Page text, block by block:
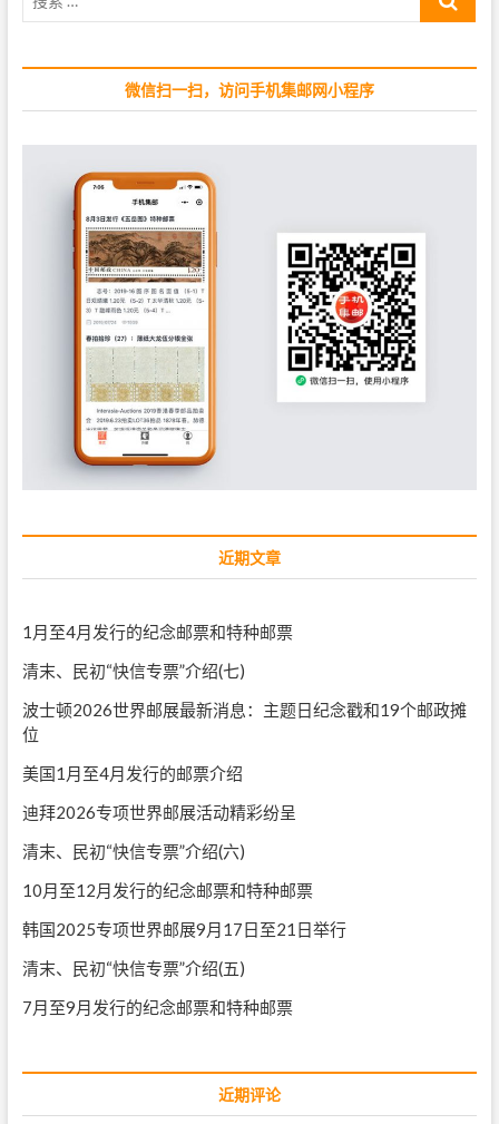
微信扫一扫，访问手机集邮网小程序
近期文章
1月至4月发行的纪念邮票和特种邮票
清末、民初“快信专票”介绍(七)
波士顿2026世界邮展最新消息：主题日纪念戳和19个邮政摊
位
美国1月至4月发行的邮票介绍
迪拜2026专项世界邮展活动精彩纷呈
清末、民初“快信专票”介绍(六)
10月至12月发行的纪念邮票和特种邮票
韩国2025专项世界邮展9月17日至21日举行
清末、民初“快信专票”介绍(五)
7月至9月发行的纪念邮票和特种邮票
近期评论